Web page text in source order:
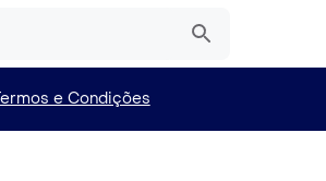
e Condições